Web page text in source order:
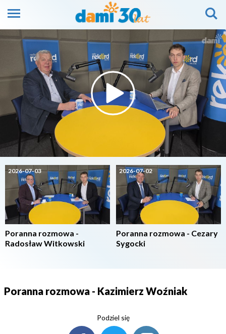
2026-07-03
Poranna rozmowa -
Radosław Witkowski
2026-07-02
Poranna rozmowa - Cezary
Sygocki
Poranna rozmowa - Kazimierz Woźniak
Podziel się